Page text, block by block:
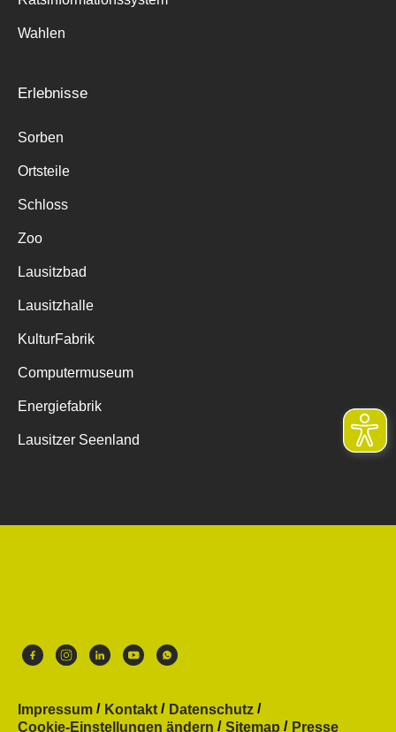
Wahlen
Erlebnisse
Sorben
Ortsteile
Schloss
Zoo
Lausitzbad
Lausitzhalle
KulturFabrik
Computermuseum
Energiefabrik
Lausitzer Seenland
Impressum Kontakt
Datenschutz
Cookie-Einstellungen ändern
Sitemap Presse